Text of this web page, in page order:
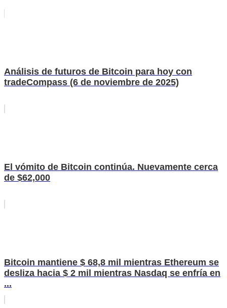
Análisis de futuros de Bitcoin para hoy con
tradeCompass (6 de noviembre de 2025)
El vómito de Bitcoin continúa. Nuevamente cerca
de $62,000
Bitcoin mantiene $ 68,8 mil mientras Ethereum se
desliza hacia $ 2 mil mientras Nasdaq se enfría en
...